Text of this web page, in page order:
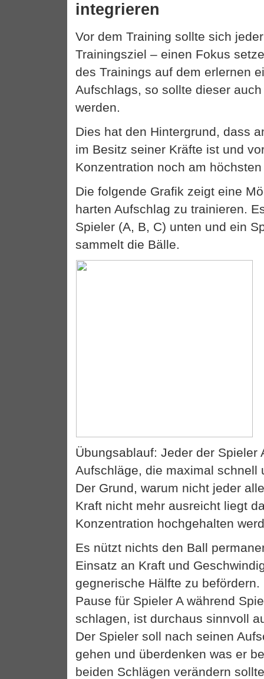
integrieren
Vor dem Training sollte sich
Trainingsziel – einen Fokus
des Trainings auf dem erlernen
Aufschlags, so sollte dieser
werden.
Dies hat den Hintergrund, dass
im Besitz seiner Kräfte ist und
Konzentration noch am
Die folgende Grafik zeigt eine
harten Aufschlag zu trainieren.
Spieler (A, B, C) unten und ein
sammelt die Bälle.
Übungsablauf: Jeder der Spieler
Aufschläge, die maximal schnell
Der Grund, warum nicht jeder
Kraft nicht mehr ausreicht liegt
Konzentration hochgehalten
Es nützt nichts den Ball
Einsatz an Kraft und
gegnerische Hälfte zu
Pause für Spieler A während
schlagen, ist durchaus sinnvoll
Der Spieler soll nach seinen
gehen und überdenken was er
beiden Schlägen verändern